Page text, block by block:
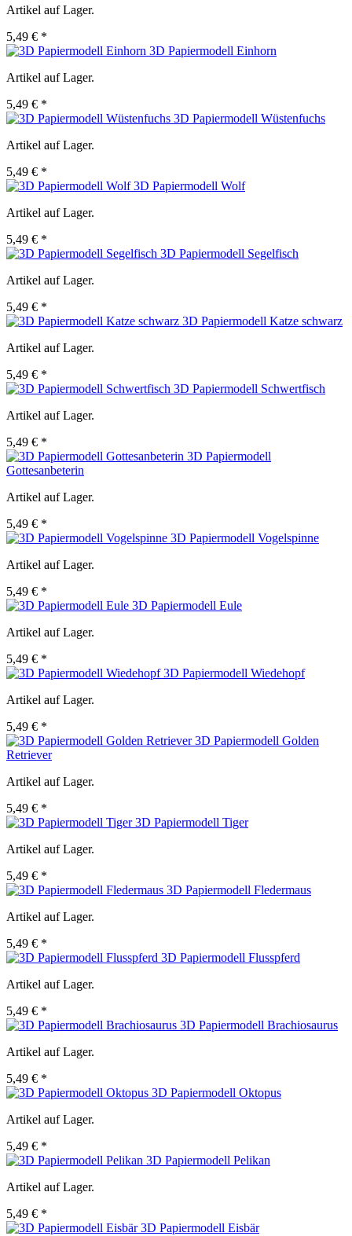
Artikel auf Lager.
5,49 € *
3D Papiermodell Einhorn
Artikel auf Lager.
5,49 € *
3D Papiermodell Wüstenfuchs
Artikel auf Lager.
5,49 € *
3D Papiermodell Wolf
Artikel auf Lager.
5,49 € *
3D Papiermodell Segelfisch
Artikel auf Lager.
5,49 € *
3D Papiermodell Katze schwarz
Artikel auf Lager.
5,49 € *
3D Papiermodell Schwertfisch
Artikel auf Lager.
5,49 € *
3D Papiermodell
Gottesanbeterin
Artikel auf Lager.
5,49 € *
3D Papiermodell Vogelspinne
Artikel auf Lager.
5,49 € *
3D Papiermodell Eule
Artikel auf Lager.
5,49 € *
3D Papiermodell Wiedehopf
Artikel auf Lager.
5,49 € *
3D Papiermodell Golden
Retriever
Artikel auf Lager.
5,49 € *
3D Papiermodell Tiger
Artikel auf Lager.
5,49 € *
3D Papiermodell Fledermaus
Artikel auf Lager.
5,49 € *
3D Papiermodell Flusspferd
Artikel auf Lager.
5,49 € *
3D Papiermodell Brachiosaurus
Artikel auf Lager.
5,49 € *
3D Papiermodell Oktopus
Artikel auf Lager.
5,49 € *
3D Papiermodell Pelikan
Artikel auf Lager.
5,49 € *
3D Papiermodell Eisbär